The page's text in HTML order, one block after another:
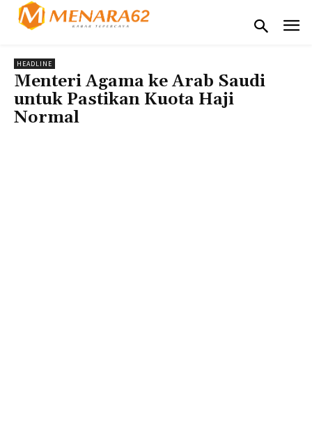
HEADLINE
Menteri Agama ke Arab Saudi
untuk Pastikan Kuota Haji
Normal